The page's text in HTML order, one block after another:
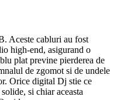
Aceste cabluri au fost
high-end, asigurand o
plat previne pierderea de
de zgomot si de undele
Orice digital Dj stie ce
si chiar aceasta